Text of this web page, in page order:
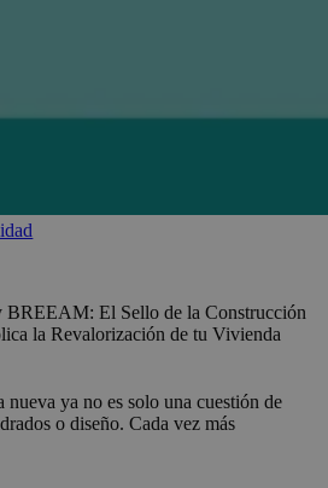
El Sello de la Construcción
la Revalorización de tu Vivienda
ya no es solo una cuestión de
o diseño. Cada vez más